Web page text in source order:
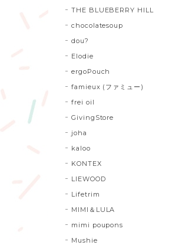
THE BLUEBERRY HILL
chocolatesoup
dou?
Elodie
ergoPouch
famieux (ファミュー)
frei oil
GivingStore
joha
kaloo
KONTEX
LIEWOOD
Lifetrim
MIMI＆LULA
mimi poupons
Mushie